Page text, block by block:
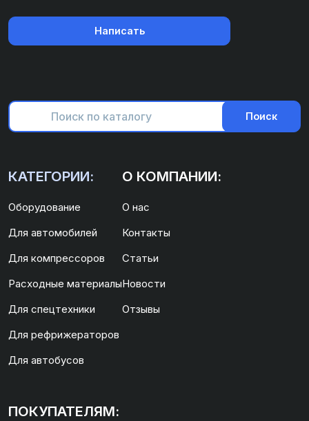
Написать
Поиск
КАТЕГОРИИ:
Оборудование
Для автомобилей
Для компрессоров
Расходные материалы
Для спецтехники
Для рефрижераторов
Для автобусов
О КОМПАНИИ:
О нас
Контакты
Статьи
Новости
Отзывы
ПОКУПАТЕЛЯМ: